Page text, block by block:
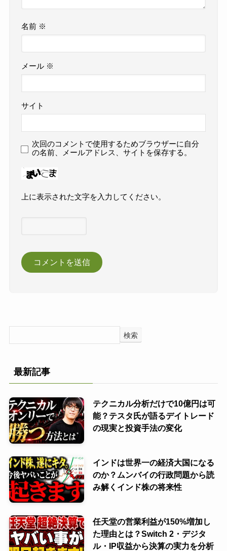
名前 ※
メール ※
サイト
次回のコメントで使用するためブラウザーに自分
の名前、メールアドレス、サイトを保存する。
上に表示された文字を入力してください。
検索
最新記事
テクニカル分析だけで10億円は可
能？テスタ氏が語るデイトレード
の現実と投資手法の変化
インドは世界一の経済大国になる
のか？ムンバイの行政問題から読
み解くインド株の将来性
任天堂の営業利益が150%増加し
た理由とは？Switch 2・デジタ
ル・IP収益から決算の実力を分析